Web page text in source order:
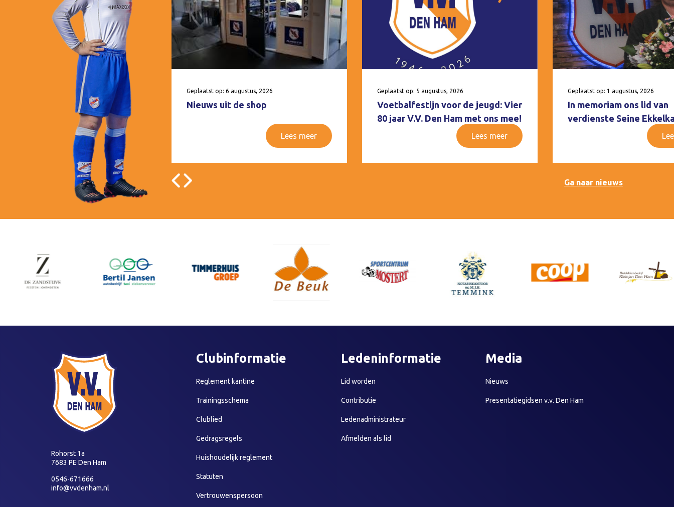
Geplaatst op: 6 augustus, 2026
Nieuws uit de shop
Lees meer
Geplaatst op: 5 augustus, 2026
Voetbalfestijn voor de jeugd: Vier
80 jaar V.V. Den Ham met ons mee!
Lees meer
Geplaatst op: 1 augustus, 2026
In memoriam ons lid van
verdienste Seine
Ga naar nieuws
Rohorst 1a
7683 PE Den Ham
0546-671666
info@vvdenham.nl
Clubinformatie
Reglement kantine
Trainingsschema
Clublied
Gedragsregels
Huishoudelijk reglement
Statuten
Vertrouwenspersoon
Ledeninformatie
Lid worden
Contributie
Ledenadministrateur
Afmelden als lid
Media
Nieuws
Presentatiegidsen v.v. Den Ham